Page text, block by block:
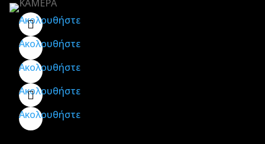
Ακολουθήστε
Ακολουθήστε
Ακολουθήστε
Ακολουθήστε
Ακολουθήστε